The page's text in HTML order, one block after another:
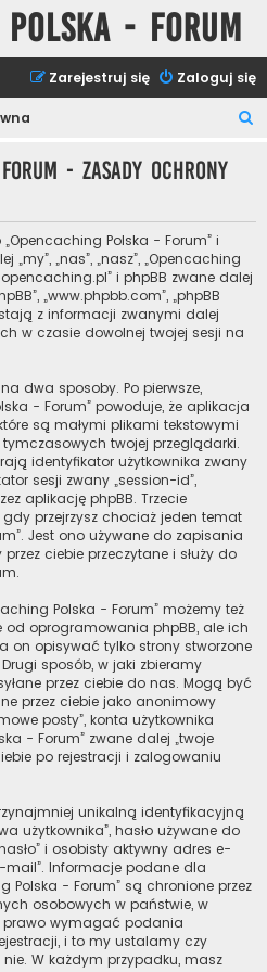
- Forum
Zaloguj się
Zarejestruj się
- Zasady ochrony
Polska - Forum” i
„nas”, „nasz”, „Opencaching
i phpBB zwane dalej
„www.phpbb.com”, „phpBB
z informacji zwanymi dalej
w czasie dowolnej twojej sesji na
dwa sposoby. Po pierwsze,
- Forum” powoduje, że aplikacja
są małymi plikami tekstowymi
twojej przeglądarki.
identyfikator użytkownika zwany
sesji zwany „session-id”,
aplikację phpBB. Trzecie
przejrzysz chociaż jeden temat
Jest ono używane do zapisania
ciebie przeczytane i służy do
Polska - Forum” możemy też
od oprogramowania phpBB, ale ich
on opisywać tylko strony stworzone
sposób, w jaki zbieramy
przez ciebie do nas. Mogą być
przez ciebie jako anonimowy
posty”, konta użytkownika
- Forum” zwane dalej „twoje
po rejestracji i zalogowaniu
unikalną identyfikacyjną
użytkownika”, hasło używane do
i osobisty aktywny adres e-
Informacje podane dla
Polska - Forum” są chronione przez
osobowych w państwie, w
prawo wymagać podania
i to my ustalamy czy
W każdym przypadku, masz